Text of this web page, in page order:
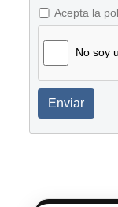
Acepta la
No soy
Enviar